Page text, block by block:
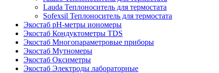
Lauda Теплоноситель для термостата
Sofexsil Теплоноситель для термостата
Экостаб pH-метры иономеры
Экостаб Кондуктометры TDS
Экостаб Многопараметровые приборы
Экостаб Мутномеры
Экостаб Оксиметры
Экостаб Электроды лабораторные